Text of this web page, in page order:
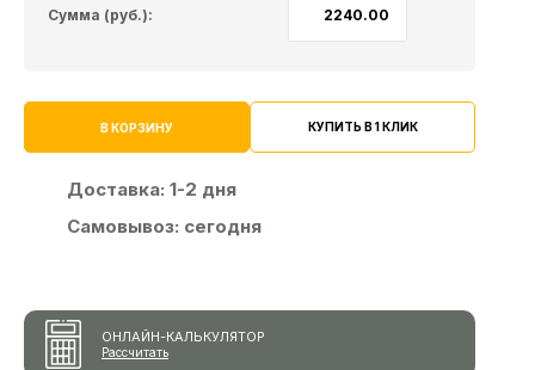
Сумма (руб.):
В КОРЗИНУ КУПИТЬ В 1 КЛИК
Доставка: 1-2 дня
Самовывоз: сегодня
ОНЛАЙН-КАЛЬКУЛЯТОР
Рассчитать